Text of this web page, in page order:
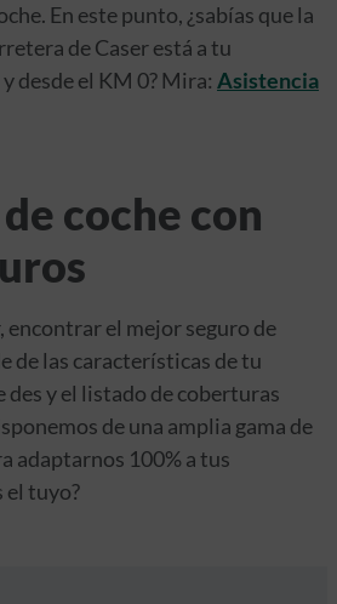
En este punto, ¿sabías que la
de Caser está a tu
desde el KM 0? Mira: Asistencia
coche con
encontrar el mejor seguro de
de las características de tu
des y el listado de coberturas
de una amplia gama de
adaptarnos 100% a tus
el tuyo?